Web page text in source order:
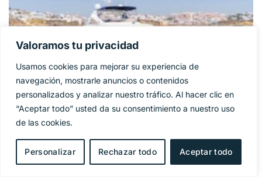
Valoramos tu privacidad
Usamos cookies para mejorar su experiencia de
navegación, mostrarle anuncios o contenidos
personalizados y analizar nuestro tráfico. Al hacer clic en
“Aceptar todo” usted da su consentimiento a nuestro uso
de las cookies.
Personalizar Rechazar todo Aceptar todo
1 325 000€
SUNSEEKER 86
YACHT